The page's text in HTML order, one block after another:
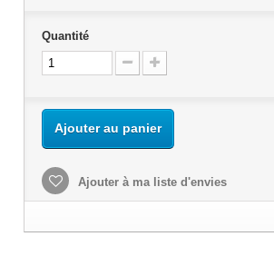
Quantité
Ajouter au panier
Ajouter à ma liste d'envies